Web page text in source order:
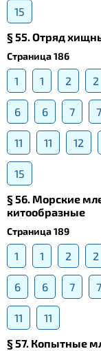
15
§ 55. Отряд
Страница 186
1 1 2 2
6 6 7 7
11 11 12
15
§ 56. Морские
китообразные
Страница 189
1 1 2 2
6 6 7 7
11
11
§ 57. Копытные